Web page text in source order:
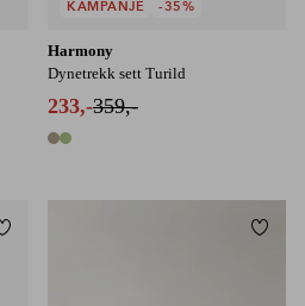
Harmony
Dynetrekk sett Turild
233,-359,-
2 farger
KAMPANJE -35%
Legg til favoritter